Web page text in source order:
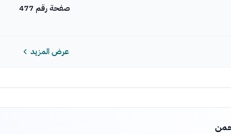
صفحة رقم 477
عرض المزيد